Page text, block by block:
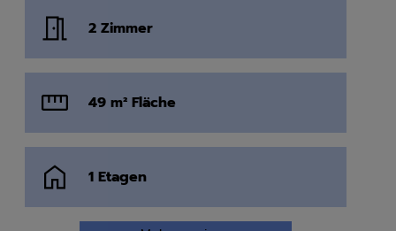
2 Zimmer
49 m² Fläche
1 Etagen